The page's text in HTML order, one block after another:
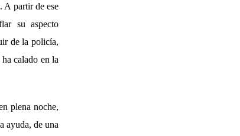
A partir de ese
su aspecto
de la policía,
calado en la
plena noche,
ayuda, de una